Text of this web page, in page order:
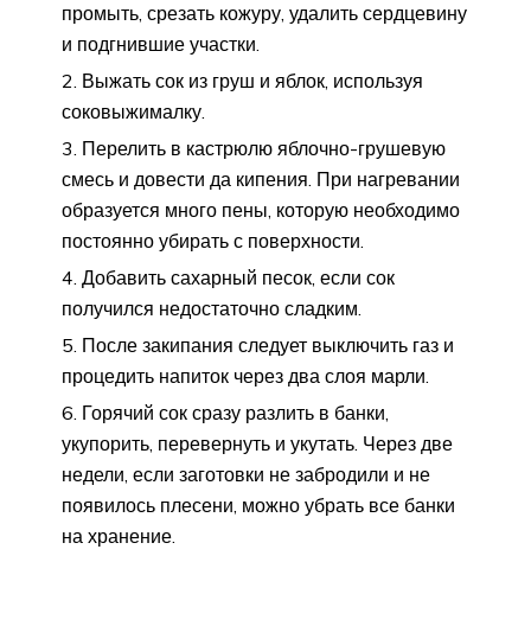
промыть, срезать кожуру, удалить сердцевину
и подгнившие участки.
Выжать сок из груш и яблок, используя
соковыжималку.
Перелить в кастрюлю яблочно-грушевую
смесь и довести да кипения. При нагревании
образуется много пены, которую необходимо
постоянно убирать с поверхности.
Добавить сахарный песок, если сок
получился недостаточно сладким.
После закипания следует выключить газ и
процедить напиток через два слоя марли.
Горячий сок сразу разлить в банки,
укупорить, перевернуть и укутать. Через две
недели, если заготовки не забродили и не
появилось плесени, можно убрать все банки
на хранение.